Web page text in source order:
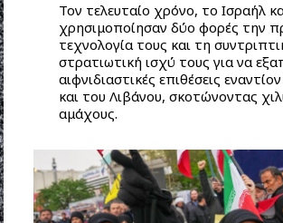
Τον τελευταίο χρόνο, το Ισραήλ
χρησιμοποίησαν δύο φορές την
τεχνολογία τους και τη
στρατιωτική ισχύ τους για να
αιφνιδιαστικές επιθέσεις
και του Λιβάνου, σκοτώνοντας
αμάχους.